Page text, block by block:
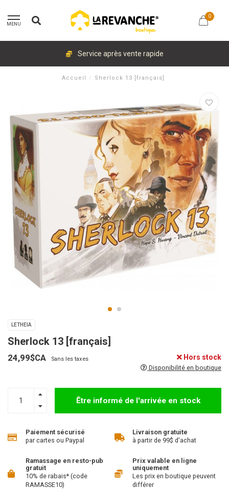
MENU
0
Service après vente rapide
Accueil / Sherlock 13 [français]
LETHEIA
Sherlock 13 [français]
24,99$CA Sans les taxes Hors stock
Disponibilité en boutique
Être informé de l'arrivée en stock
Paiement sécurisé
par cartes ou Paypal
Livraison gratuite
à partir de 99$ d'achat
Ramassage en resto-pub
gratuit
10% de rabais* (code
RAMASSE10)
Prix valable en ligne
uniquement
Les prix en boutique peuvent
différer